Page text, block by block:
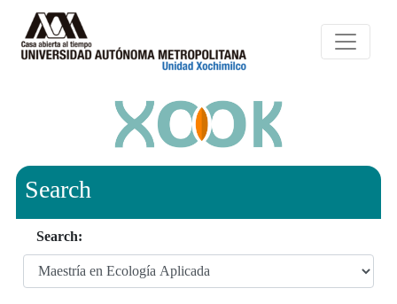
Search
Search: